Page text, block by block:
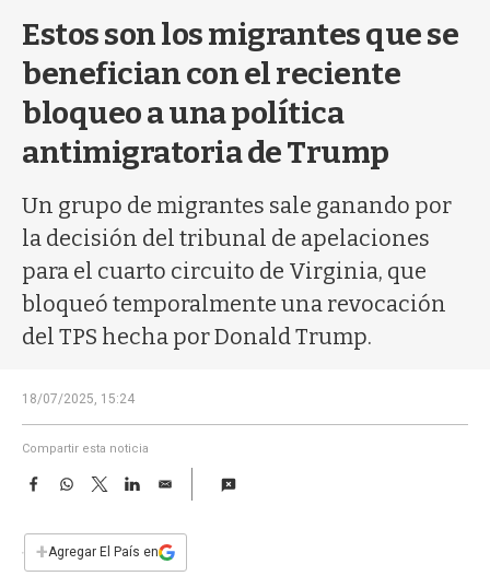
Estos son los migrantes que se
benefician con el reciente
bloqueo a una política
antimigratoria de Trump
Un grupo de migrantes sale ganando por
la decisión del tribunal de apelaciones
para el cuarto circuito de Virginia, que
bloqueó temporalmente una revocación
del TPS hecha por Donald Trump.
18/07/2025, 15:24
Compartir esta noticia
F
e
b
W
s
T
w
t
L
E
i
l
+Agregar El País en